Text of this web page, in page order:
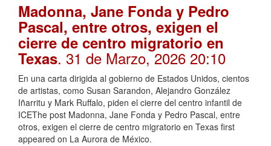
Madonna, Jane Fonda y Pedro
Pascal, entre otros, exigen el
cierre de centro migratorio en
Texas. 31 de Marzo, 2026 20:10
En una carta dirigida al gobierno de Estados Unidos, cientos
de artistas, como Susan Sarandon, Alejandro González
Iñarritu y Mark Ruffalo, piden el cierre del centro infantil de
ICEThe post Madonna, Jane Fonda y Pedro Pascal, entre
otros, exigen el cierre de centro migratorio en Texas first
appeared on La Aurora de México.